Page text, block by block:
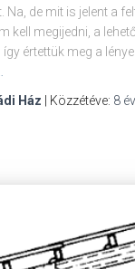
Na, de mit is jelent a
kell megijedni, a
értettük meg a
Ház | Közzétéve: 8 év